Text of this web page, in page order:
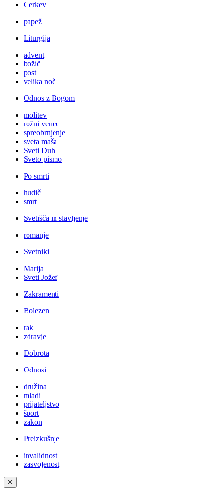
Cerkev
papež
Liturgija
advent
božič
post
velika noč
Odnos z Bogom
molitev
rožni venec
spreobrnjenje
sveta maša
Sveti Duh
Sveto pismo
Po smrti
hudič
smrt
Svetišča in slavljenje
romanje
Svetniki
Marija
Sveti Jožef
Zakramenti
Bolezen
rak
zdravje
Dobrota
Odnosi
družina
mladi
prijateljstvo
šport
zakon
Preizkušnje
invalidnost
zasvojenost
✕